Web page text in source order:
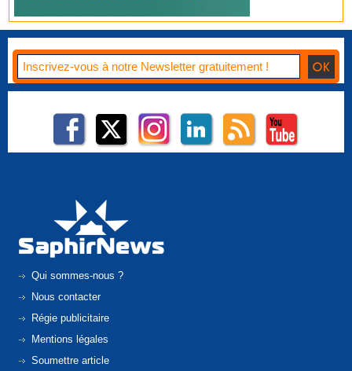
Qui sommes-nous ?
Nous contacter
Régie publicitaire
Mentions légales
Soumettre article